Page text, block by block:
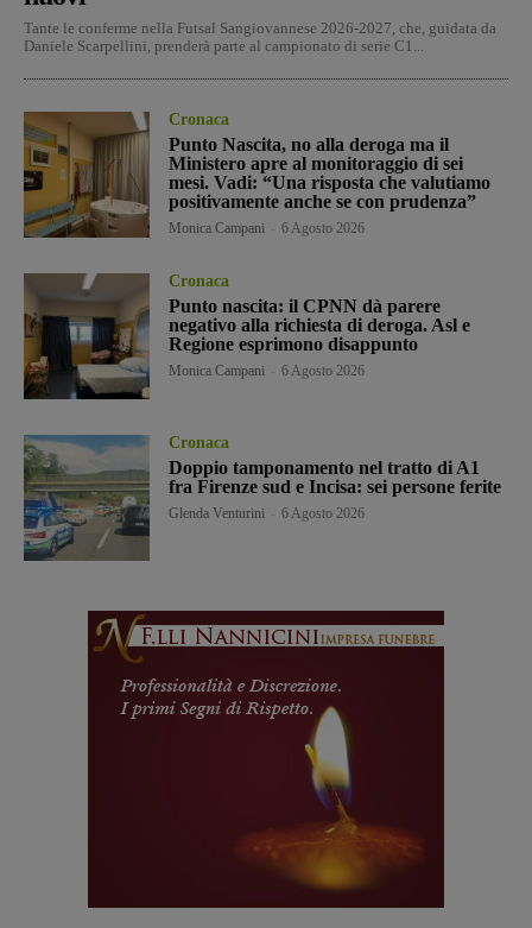
Tante le conferme nella Futsal Sangiovannese 2026-2027, che, guidata da
Daniele Scarpellini, prenderà parte al campionato di serie C1...
Cronaca
Punto Nascita, no alla deroga ma il
Ministero apre al monitoraggio di sei
mesi. Vadi: “Una risposta che valutiamo
positivamente anche se con prudenza”
Monica Campani 6 Agosto 2026
Cronaca
Punto nascita: il CPNN dà parere
negativo alla richiesta di deroga. Asl e
Regione esprimono disappunto
Monica Campani 6 Agosto 2026
Cronaca
Doppio tamponamento nel tratto di A1
fra Firenze sud e Incisa: sei persone ferite
Glenda Venturini 6 Agosto 2026